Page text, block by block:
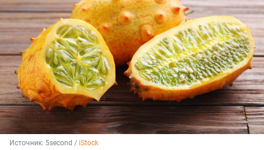
Источник: 5second / iStock